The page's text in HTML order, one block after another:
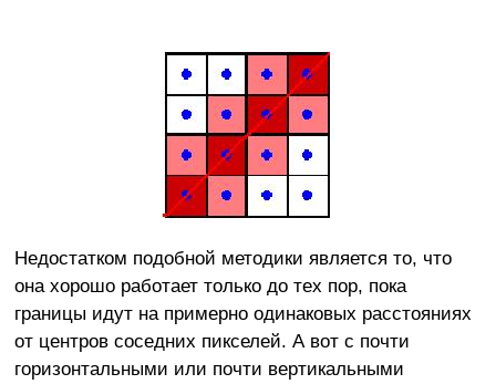
Недостатком подобной методики является то, что
она хорошо работает только до тех пор, пока
границы идут на примерно одинаковых расстояниях
от центров соседних пикселей. А вот с почти
горизонтальными или почти вертикальными